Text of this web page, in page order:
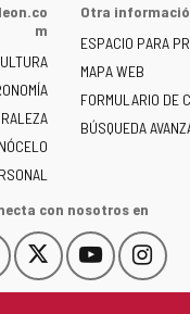
la
de
Castilla
y
León
-
m
Otra
ESPACIO PARA
MAPA WEB
FORMULARIO DE
BÚSQUEDA
con nosotros en
Este
enlace
YouTube
Este
enlace
Este
enlace